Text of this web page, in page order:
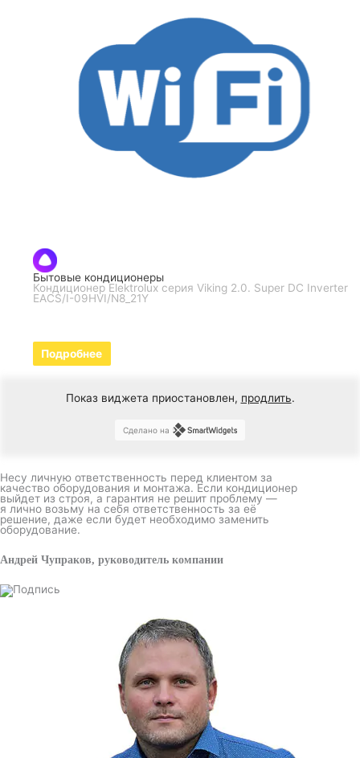
Бытовые кондиционеры
Кондиционер Elektrolux серия Viking 2.0. Super DC Inverter
EACS/I-09HVI/N8_21Y
Подробнее
Показ виджета приостановлен, продлить.
Сделано на
Несу личную ответственность перед клиентом за
качество оборудования и монтажа. Если кондиционер
выйдет из строя, а гарантия не решит проблему —
я лично возьму на себя ответственность за её
решение, даже если будет необходимо заменить
оборудование.
Андрей Чупраков, руководитель компании